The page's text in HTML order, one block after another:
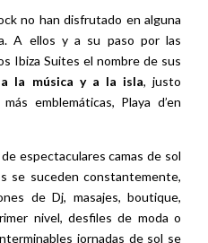
no han disfrutado en alguna
A ellos y a su paso por las
Ibiza Suites el nombre de sus
a la música y a la isla, justo
emblemáticas, Playa d’en
espectaculares camas de sol
se suceden constantemente,
de Dj, masajes, boutique,
nivel, desfiles de moda o
jornadas de sol se